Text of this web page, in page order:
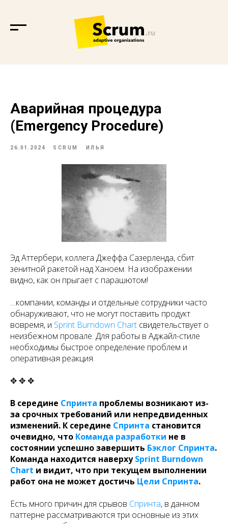
Аварийная процедура
(Emergency Procedure)
26.01.2024 SCRUM ИЛЬЯ
Эд Аттербери, коллега Джеффа Сазерленда, сбит
зенитной ракетой над Ханоем. На изображении
видно, как он прыгает с парашютом!
…компании, команды и отдельные сотрудники часто
обнаруживают, что не могут поставить продукт
вовремя, и Sprint Burndown Chart свидетельствует о
неизбежном провале. Для работы в Аджайл-стиле
необходимы быстрое определение проблем и
оперативная реакция.
✥ ✥ ✥
В середине Спринта проблемы возникают из-
за срочных требований или непредвиденных
изменений. К середине Спринта становится
очевидно, что Команда разработки не в
состоянии успешно завершить Бэклог Спринта.
Команда находится наверхуSprint Burndown
Chart и видит, что при текущем выполнении
работ она не может достичь Цели Спринта.
Есть много причин для срывов Спринта, в данном
паттерне рассматриваются три основные из этих